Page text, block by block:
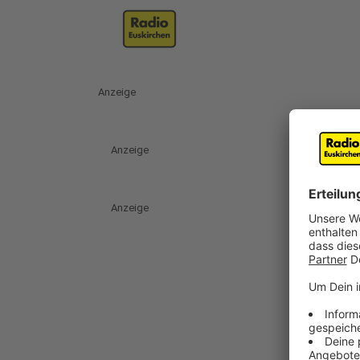
Anzeige
Anzeige
Anzeige